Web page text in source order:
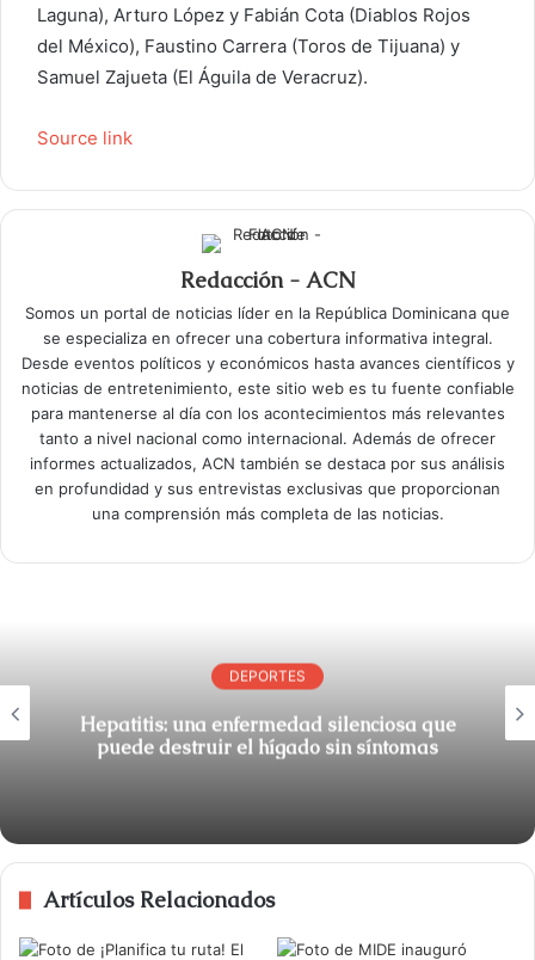
Laguna), Arturo López y Fabián Cota (Diablos Rojos
del México), Faustino Carrera (Toros de Tijuana) y
Samuel Zajueta (El Águila de Veracruz).
Source link
Redacción - ACN
Somos un portal de noticias líder en la República Dominicana que
se especializa en ofrecer una cobertura informativa integral.
Desde eventos políticos y económicos hasta avances científicos y
noticias de entretenimiento, este sitio web es tu fuente confiable
para mantenerse al día con los acontecimientos más relevantes
tanto a nivel nacional como internacional. Además de ofrecer
informes actualizados, ACN también se destaca por sus análisis
en profundidad y sus entrevistas exclusivas que proporcionan
una comprensión más completa de las noticias.
DEPORTES
Hepatitis: una enfermedad silenciosa que
puede destruir el hígado sin síntomas
Artículos Relacionados